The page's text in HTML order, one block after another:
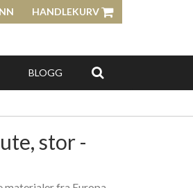
HANDLEKURV
BLOGG
stor -